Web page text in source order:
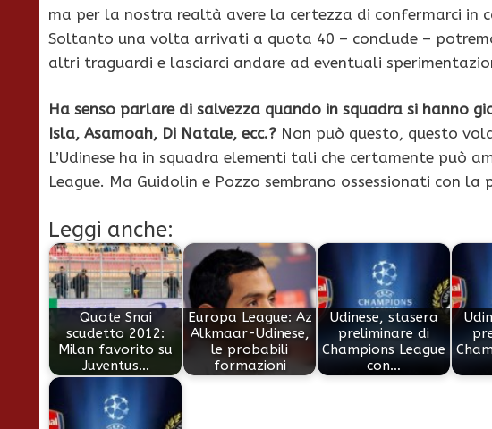
ma per la nostra realtà avere la certezza di confermarci in
Soltanto una volta arrivati a quota 40 – conclude –
altri traguardi e lasciarci andare ad eventuali
Ha senso parlare di salvezza quando in squadra si hanno
Isla, Asamoah, Di Natale, ecc.? Non può questo, questo
L’Udinese ha in squadra elementi tali che certamente può
League. Ma Guidolin e Pozzo sembrano ossessionati con
Leggi anche:
Quote Snai
scudetto 2012:
Milan favorito su
Juventus…
Europa League: Az
Alkmaar-Udinese,
le probabili
formazioni
Udinese, stasera
preliminare di
Champions League
con…